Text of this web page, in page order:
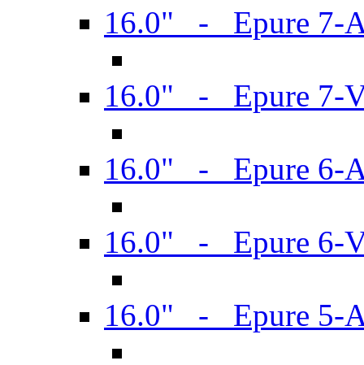
16.0" - Epure 7-
16.0" - Epure 7-
16.0" - Epure 6-
16.0" - Epure 6-
16.0" - Epure 5-